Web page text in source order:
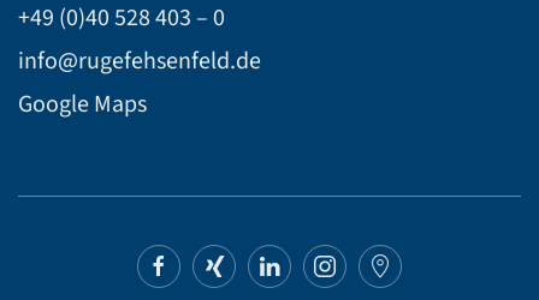
+49 (0)40 528 403 – 0
info@rugefehsenfeld.de
Google Maps